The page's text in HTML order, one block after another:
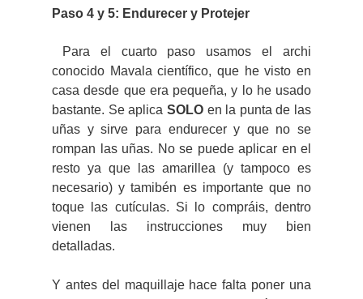
Paso 4 y 5: Endurecer y Protejer
Para el cuarto paso usamos el archi
conocido Mavala científico, que he visto en
casa desde que era pequeña, y lo he usado
bastante. Se aplica SOLOen la punta de las
uñas y sirve para endurecer y que no se
rompan las uñas. No se puede aplicar en el
resto ya que las amarillea (y tampoco es
necesario) y tamibén es importante que no
toque las cutículas. Si lo compráis, dentro
vienen las instrucciones muy bien
detalladas.
Y antes del maquillaje hace falta poner una